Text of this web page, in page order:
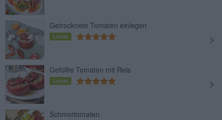
Getrocknete Tomaten einlegen
Leicht
Gefüllte Tomaten mit Reis
Leicht
Schmortomaten